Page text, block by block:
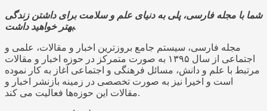
شما با مجله فارسی، پلی به دنیای علم و سلامت برای داشتن زندگی
بهتر خواهید داشت.
مجله فارسی، سیستم جامع بروزترین اخبار و مقالات، علمی و
اجتماعی از سال ۱۳۹۵ به صورت متمرکز در حوزه اخبار و مقالات
مرتبط با علم و دانش، مسائل فرهنگی و اجتماعی آغاز به کار نموده
است و اخیرا نیز به صورت تخصصی در زمینه بازنشر اخبار و
مقالات این حوزه‌ها فعالیت می کند.